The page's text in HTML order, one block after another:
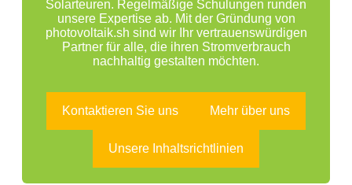
Solarteuren. Regelmäßige Schulungen runden
unsere Expertise ab. Mit der Gründung von
photovoltaik.sh sind wir Ihr vertrauenswürdigen
Partner für alle, die ihren Stromverbrauch
nachhaltig gestalten möchten.
Kontaktieren Sie uns Mehr über uns
Unsere Inhaltsrichtlinien